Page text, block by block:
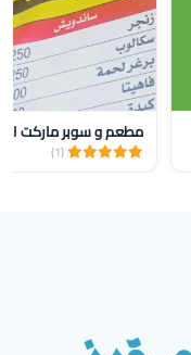
مطعم و سوبر ماركت
(1)